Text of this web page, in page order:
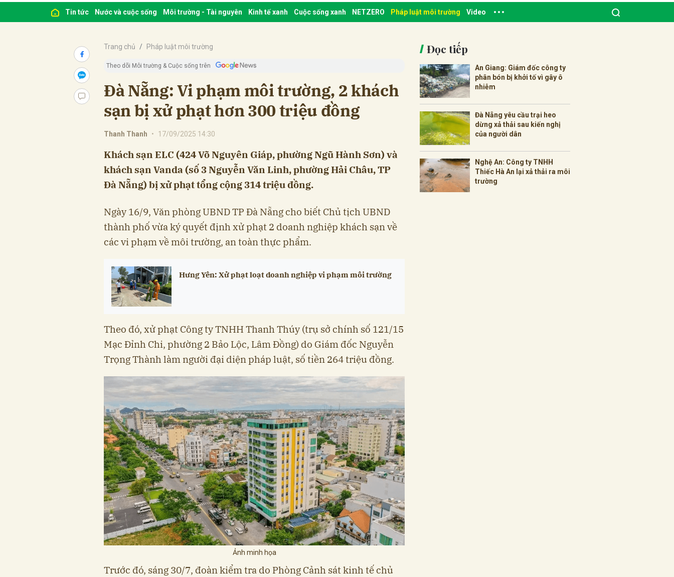
Tin tức Nước và cuộc sống Môi trường - Tài nguyên Kinh tế xanh Cuộc sống xanh NETZERO Pháp luật môi trường Video
Trang chủ Pháp luật môi trường
Theo dõi Môi trường & Cuộc sống trên
Đà Nẵng: Vi phạm môi trường, 2 khách
sạn bị xử phạt hơn 300 triệu đồng
Thanh Thanh • 17/09/2025 14:30
Khách sạn ELC (424 Võ Nguyên Giáp, phường Ngũ Hành Sơn) và
khách sạn Vanda (số 3 Nguyễn Văn Linh, phường Hải Châu, TP
Đà Nẵng) bị xử phạt tổng cộng 314 triệu đồng.
Ngày 16/9, Văn phòng UBND TP Đà Nẵng cho biết Chủ tịch UBND
thành phố vừa ký quyết định xử phạt 2 doanh nghiệp khách sạn về
các vi phạm về môi trường, an toàn thực phẩm.
Hưng Yên: Xử phạt loạt doanh nghiệp vi phạm môi trường
Theo đó, xử phạt Công ty TNHH Thanh Thúy (trụ sở chính số 121/15
Mạc Đỉnh Chi, phường 2 Bảo Lộc, Lâm Đồng) do Giám đốc Nguyễn
Trọng Thành làm người đại diện pháp luật, số tiền 264 triệu đồng.
Ảnh minh họa
Trước đó, sáng 30/7, đoàn kiểm tra do Phòng Cảnh sát kinh tế chủ
Đọc tiếp
An Giang: Giám đốc công ty
phân bón bị khởi tố vì gây ô
nhiễm
Đà Nẵng yêu cầu trại heo
dừng xả thải sau kiến nghị
của người dân
Nghệ An: Công ty TNHH
Thiếc Hà An lại xả thải ra môi
trường